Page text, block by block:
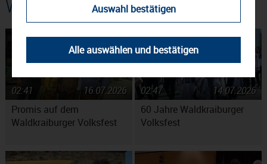
Weitere Beiträge
Promis auf dem
Waldkraiburger Volksfest
16.07.2026
02:41
60 Jahre Waldkraiburger
Volksfest
14.07.2026
02:47
Auswahl bestätigen
Alle auswählen und bestätigen